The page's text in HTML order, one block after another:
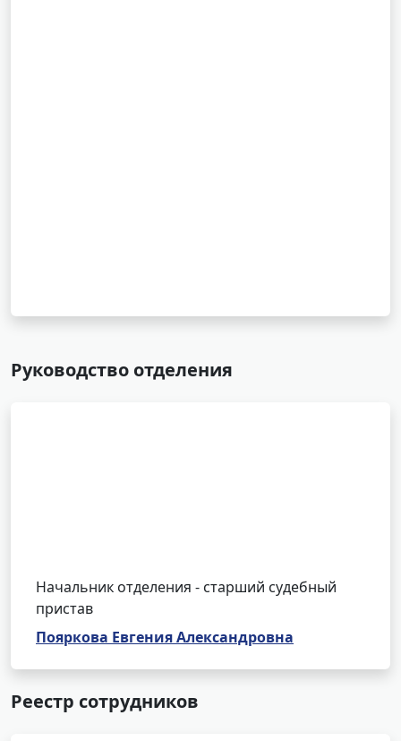
Руководство отделения
Начальник отделения - старший судебный
пристав
Пояркова Евгения Александровна
Реестр сотрудников